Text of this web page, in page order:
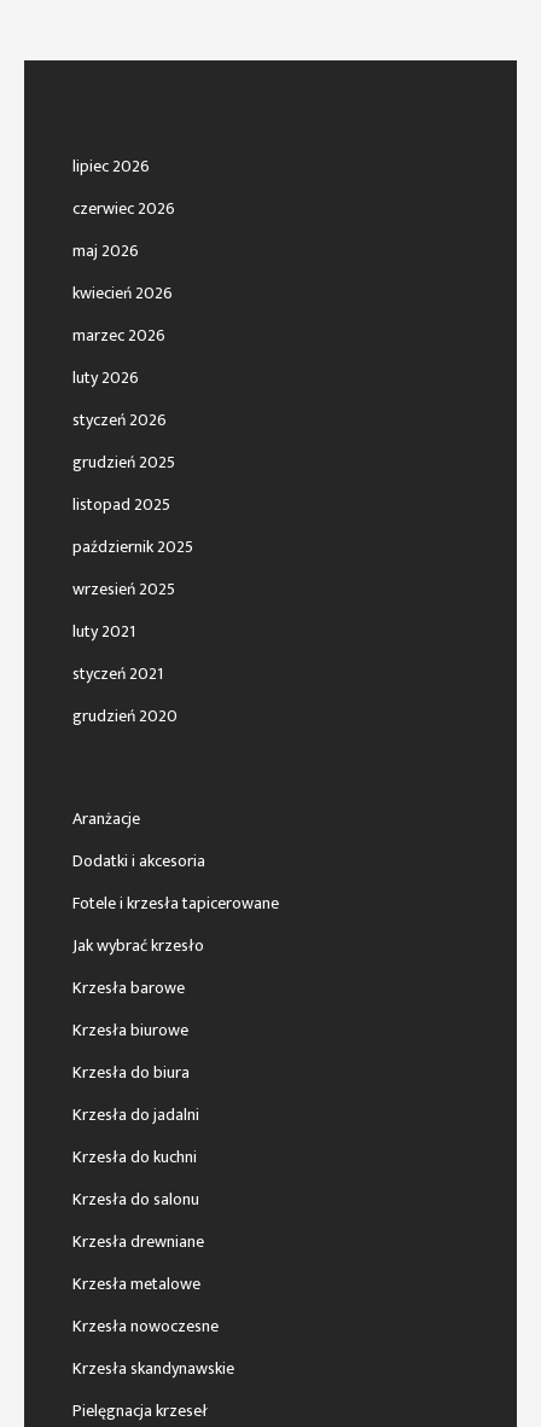
lipiec 2026
czerwiec 2026
maj 2026
kwiecień 2026
marzec 2026
luty 2026
styczeń 2026
grudzień 2025
listopad 2025
październik 2025
wrzesień 2025
luty 2021
styczeń 2021
grudzień 2020
Aranżacje
Dodatki i akcesoria
Fotele i krzesła tapicerowane
Jak wybrać krzesło
Krzesła barowe
Krzesła biurowe
Krzesła do biura
Krzesła do jadalni
Krzesła do kuchni
Krzesła do salonu
Krzesła drewniane
Krzesła metalowe
Krzesła nowoczesne
Krzesła skandynawskie
Pielęgnacja krzeseł